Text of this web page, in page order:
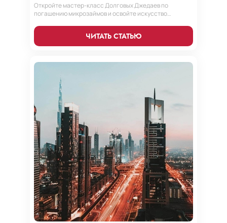
Откройте мастер-класс Долговых Джедаев по
погашению микрозаймов и освойте искусство
долгами и достичь финансовой гармонии, следуя
нашим проверенным стратегиям.
ЧИТАТЬ СТАТЬЮ